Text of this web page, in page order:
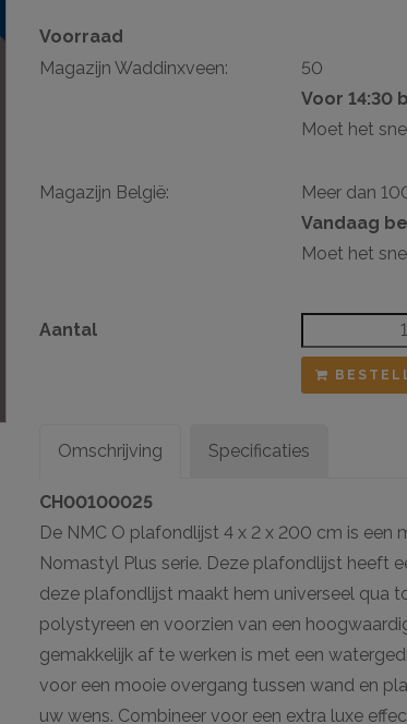
Voorraad
Magazijn Waddinxveen:
50
Voor 14:30
Moet het
Magazijn België:
Meer dan
Vandaag
Moet het
Aantal
Omschrijving
CH00100025
De NMC O plafondlijst 4 x 2 x 200 cm is een
Nomastyl Plus serie. Deze plafondlijst heeft
deze plafondlijst maakt hem universeel qua
polystyreen en voorzien van een
gemakkelijk af te werken is met een
voor een mooie overgang tussen wand en
uw wens. Combineer voor een extra luxe
Specificaties